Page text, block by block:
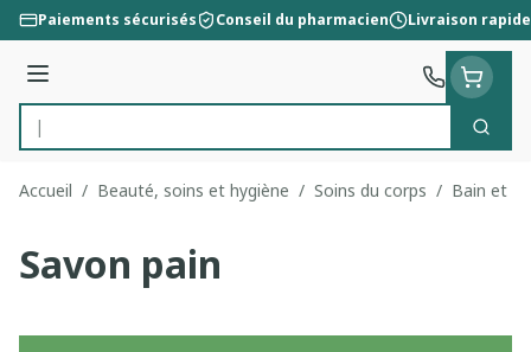
Aller au contenu
Paiements sécurisés Conseil du pharmacien Livraison rapide
Menu
Rechercher
Accueil / Beauté, soins et hygiène / Soins du corps / Bain et
Savon pain